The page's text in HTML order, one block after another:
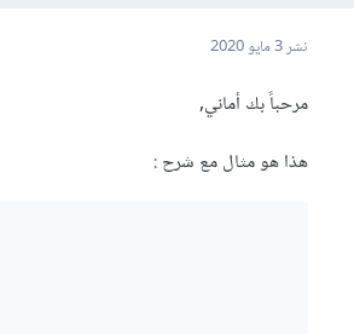
نشر3 مايو 2020
مرحباً بك أماني,
هذا هو مثال مع شرح :